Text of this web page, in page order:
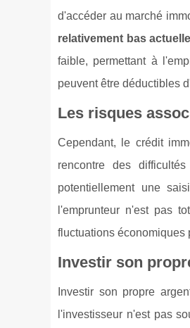
d'accéder au marché
relativement bas
faible, permettant à
peuvent être déductibles
Les risques
Cependant, le crédit
rencontre des
potentiellement une
l'emprunteur n'est pas
fluctuations économiques
Investir son
Investir son propre
l'investisseur n'est pas